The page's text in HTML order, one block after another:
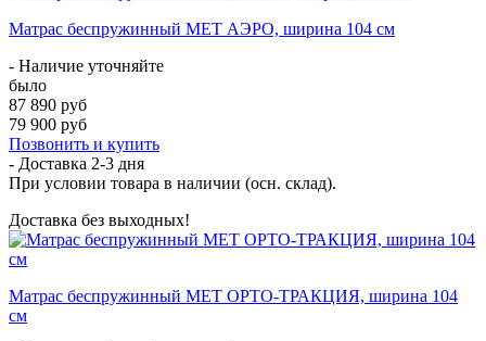
Матрас беспружинный МЕТ АЭРО, ширина 104 см
- Наличие уточняйте
было
87 890 руб
79 900 руб
Позвонить и купить
- Доставка 2-3 дня
При условии товара в наличии (осн. склад).
Доставка без выходных!
Матрас беспружинный МЕТ ОРТО-ТРАКЦИЯ, ширина 104
см